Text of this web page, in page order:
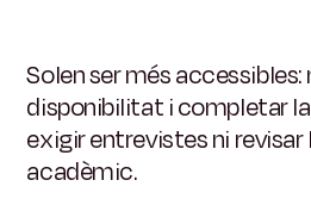
Solen ser més accessibles:
disponibilitat i completar la
exigir entrevistes ni
acadèmic.